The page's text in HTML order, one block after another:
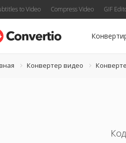
to Video Compress Video GIF
Конвертер видео